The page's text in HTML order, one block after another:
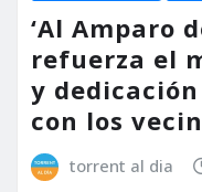
‘Al Amparo
refuerza el
y
con los
torrent al dia